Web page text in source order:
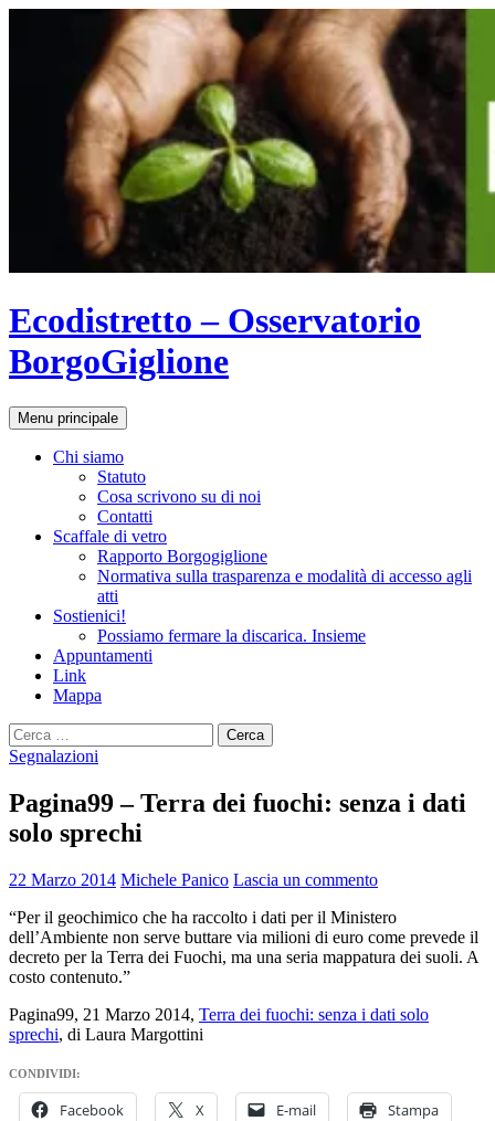
Ecodistretto – Osservatorio
BorgoGiglione
Cerca
Menu principale
Chi siamo
Statuto
Cosa scrivono su di noi
Contatti
Scaffale di vetro
Rapporto Borgogiglione
Normativa sulla trasparenza e modalità di accesso agli
atti
Sostienici!
Possiamo fermare la discarica. Insieme
Appuntamenti
Link
Mappa
Ricerca
per:
Segnalazioni
Pagina99 – Terra dei fuochi: senza i dati
solo sprechi
22 Marzo 2014 Michele Panico Lascia un commento
“Per il geochimico che ha raccolto i dati per il Ministero
dell’Ambiente non serve buttare via milioni di euro come prevede il
decreto per la Terra dei Fuochi, ma una seria mappatura dei suoli. A
costo contenuto.”
Pagina99, 21 Marzo 2014, Terra dei fuochi: senza i dati solo
sprechi, di Laura Margottini
CONDIVIDI:
Facebook X E-mail Stampa